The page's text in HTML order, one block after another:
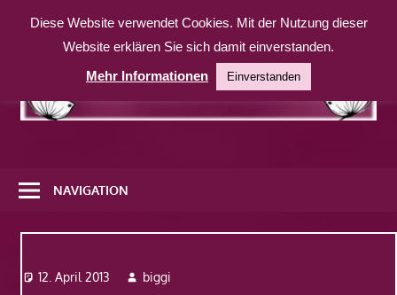
Inhalt
weitere
Website
NAVIGATION
12. April 2013 biggi
Diese Website verwendet Cookies. Mit der Nutzung dieser
Website erklären Sie sich damit einverstanden.
Mehr Informationen
Einverstanden